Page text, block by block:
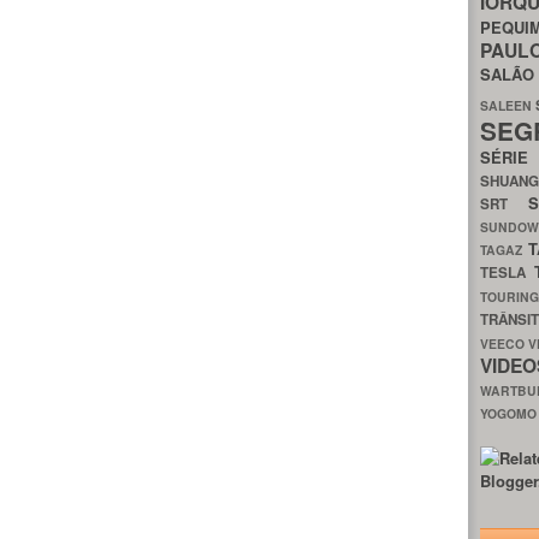
SALEEN
SRT
TAGAZ
TESLA
VEECO
YOGOMO